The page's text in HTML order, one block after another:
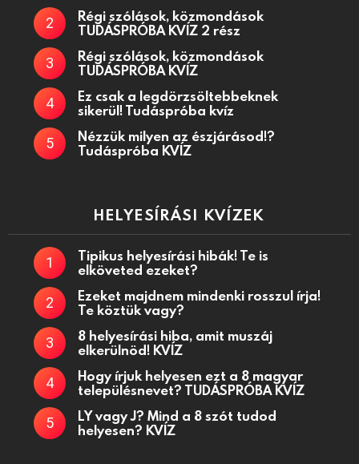
Régi szólások, közmondások
TUDÁSPRÓBA KVÍZ 2 rész
Régi szólások, közmondások
TUDÁSPRÓBA KVÍZ
Ez csak a legdörzsöltebbeknek
sikerül! Tudáspróba kvíz
Nézzük milyen az észjárásod!?
Tudáspróba KVÍZ
HELYESÍRÁSI KVÍZEK
Tipikus helyesírási hibák! Te is
elköveted ezeket?
Ezeket majdnem mindenki rosszul írja!
Te köztük vagy?
8 helyesírási hiba, amit muszáj
elkerülnöd! KVÍZ
Hogy írjuk helyesen ezt a 8 magyar
településnevet? TUDÁSPRÓBA KVÍZ
LY vagy J? Mind a 8 szót tudod
helyesen? KVÍZ